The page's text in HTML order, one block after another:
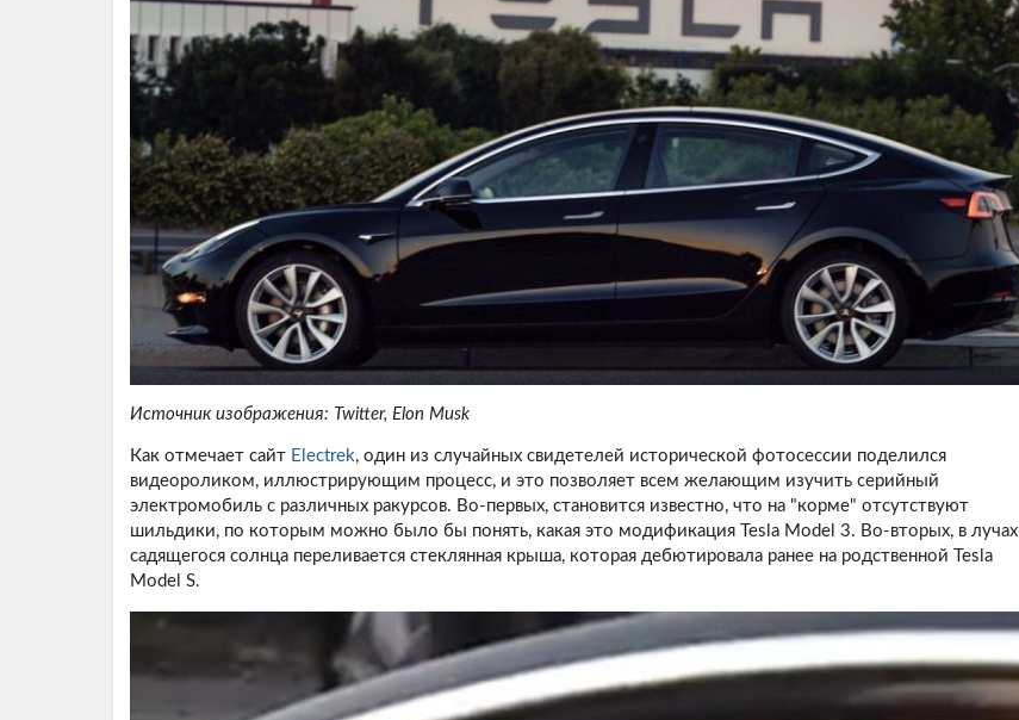
Источник изображения: Twitter, Elon Musk
Как отмечает сайт Electrek, один из случайных свидетелей исторической фотосессии поделился
видеороликом, иллюстрирующим процесс, и это позволяет всем желающим изучить серийный
электромобиль с различных ракурсов. Во-первых, становится известно, что на "корме" отсутствуют
шильдики, по которым можно было бы понять, какая это модификация Tesla Model 3. Во-вторых, в лучах
садящегося солнца переливается стеклянная крыша, которая дебютировала ранее на родственной Tesla
Model S.